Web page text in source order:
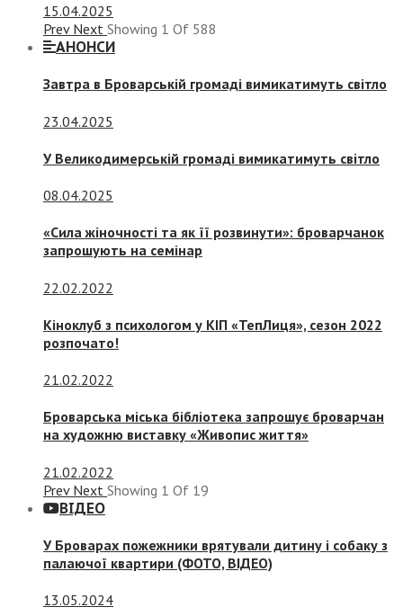
15.04.2025
Prev Next Showing 1 Of 588
АНОНСИ
Завтра в Броварській громаді вимикатимуть світло
23.04.2025
У Великодимерській громаді вимикатимуть світло
08.04.2025
«Сила жіночності та як її розвинути»: броварчанок
запрошують на семінар
22.02.2022
Кіноклуб з психологом у КІП «ТепЛиця», сезон 2022
розпочато!
21.02.2022
Броварська міська бібліотека запрошує броварчан
на художню виставку «Живопис життя»
21.02.2022
Prev Next Showing 1 Of 19
ВІДЕО
У Броварах пожежники врятували дитину і собаку з
палаючої квартири (ФОТО, ВІДЕО)
13.05.2024